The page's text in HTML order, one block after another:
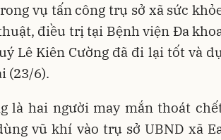
vụ tấn công trụ sở xã sức
điều trị tại Bệnh viện Đa
Lê Kiên Cường đã đi lại tốt và
(23/6).
là hai người may mắn thoát
vũ khí vào trụ sở UBND xã